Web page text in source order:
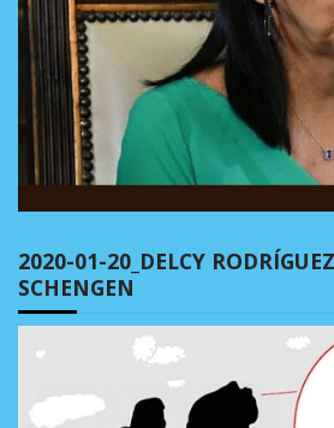
2020-01-20_DELCY
SCHENGEN